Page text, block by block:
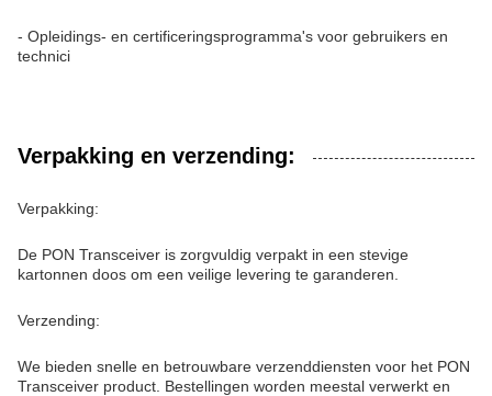
- Opleidings- en certificeringsprogramma's voor gebruikers en
technici
Verpakking en verzending:
Verpakking:
De PON Transceiver is zorgvuldig verpakt in een stevige
kartonnen doos om een veilige levering te garanderen.
Verzending:
We bieden snelle en betrouwbare verzenddiensten voor het PON
Transceiver product. Bestellingen worden meestal verwerkt en